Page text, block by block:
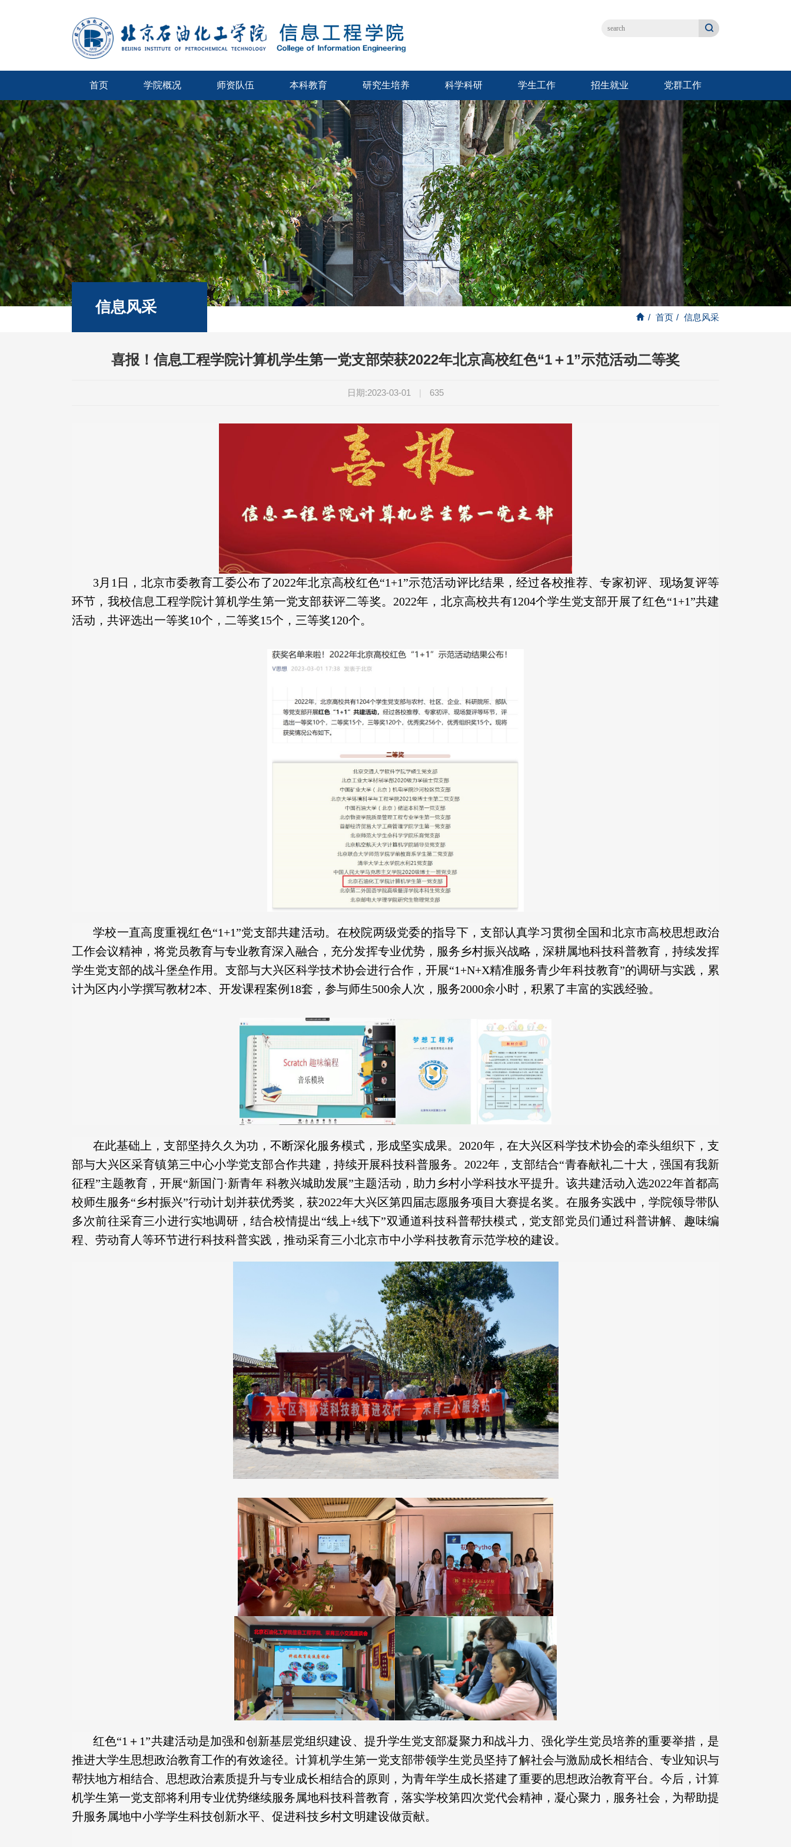
首页 学院概况 师资队伍 本科教育 研究生培养 科学科研 学生工作 招生就业 党群工作
/ 首页 / 信息风采
信息风采
喜报！信息工程学院计算机学生第一党支部荣获2022年北京高校红色“1＋1”示范活动二等奖
日期:2023-03-01 | 635
3月1日，北京市委教育工委公布了2022年北京高校红色“1+1”示范活动评比结果，经过各校推荐、专家初评、现场复评等
环节，我校信息工程学院计算机学生第一党支部获评二等奖。2022年，北京高校共有1204个学生党支部开展了红色“1+1”共建
活动，共评选出一等奖10个，二等奖15个，三等奖120个。
学校一直高度重视红色“1+1”党支部共建活动。在校院两级党委的指导下，支部认真学习贯彻全国和北京市高校思想政治
工作会议精神，将党员教育与专业教育深入融合，充分发挥专业优势，服务乡村振兴战略，深耕属地科技科普教育，持续发挥
学生党支部的战斗堡垒作用。支部与大兴区科学技术协会进行合作，开展“1+N+X精准服务青少年科技教育”的调研与实践，累
计为区内小学撰写教材2本、开发课程案例18套，参与师生500余人次，服务2000余小时，积累了丰富的实践经验。
在此基础上，支部坚持久久为功，不断深化服务模式，形成坚实成果。2020年，在大兴区科学技术协会的牵头组织下，支
部与大兴区采育镇第三中心小学党支部合作共建，持续开展科技科普服务。2022年，支部结合“青春献礼二十大，强国有我新
征程”主题教育，开展“新国门·新青年 科教兴城助发展”主题活动，助力乡村小学科技水平提升。该共建活动入选2022年首都高
校师生服务“乡村振兴”行动计划并获优秀奖，获2022年大兴区第四届志愿服务项目大赛提名奖。在服务实践中，学院领导带队
多次前往采育三小进行实地调研，结合校情提出“线上+线下”双通道科技科普帮扶模式，党支部党员们通过科普讲解、趣味编
程、劳动育人等环节进行科技科普实践，推动采育三小北京市中小学科技教育示范学校的建设。
红色“1＋1”共建活动是加强和创新基层党组织建设、提升学生党支部凝聚力和战斗力、强化学生党员培养的重要举措，是
推进大学生思想政治教育工作的有效途径。计算机学生第一党支部带领学生党员坚持了解社会与激励成长相结合、专业知识与
帮扶地方相结合、思想政治素质提升与专业成长相结合的原则，为青年学生成长搭建了重要的思想政治教育平台。今后，计算
机学生第一党支部将利用专业优势继续服务属地科技科普教育，落实学校第四次党代会精神，凝心聚力，服务社会，为帮助提
升服务属地中小学学生科技创新水平、促进科技乡村文明建设做贡献。